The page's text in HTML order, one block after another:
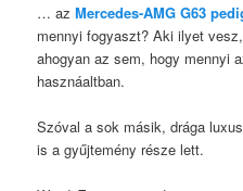
… azMercedes-AMG G63
mennyi fogyaszt? Aki ilyet
ahogyan az sem, hogy mennyi
hasznáaltban.
Szóval a sok másik, drága
is a gyűjtemény része lett.